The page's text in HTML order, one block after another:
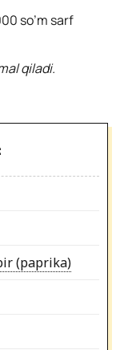
so’m sarf
qiladi.
(paprika)